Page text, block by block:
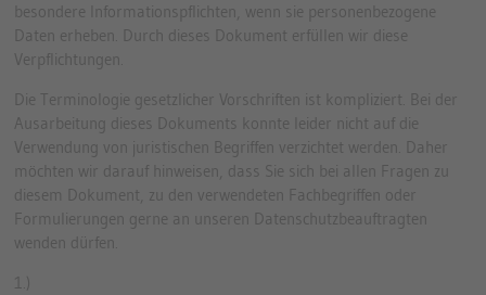
besondere Informationspflichten, wenn sie personenbezogene
Daten erheben. Durch dieses Dokument erfüllen wir diese
Verpflichtungen.
Die Terminologie gesetzlicher Vorschriften ist kompliziert. Bei der
Ausarbeitung dieses Dokuments konnte leider nicht auf die
Verwendung von juristischen Begriffen verzichtet werden. Daher
möchten wir darauf hinweisen, dass Sie sich bei allen Fragen zu
diesem Dokument, zu den verwendeten Fachbegriffen oder
Formulierungen gerne an unseren Datenschutzbeauftragten
wenden dürfen.
1.)